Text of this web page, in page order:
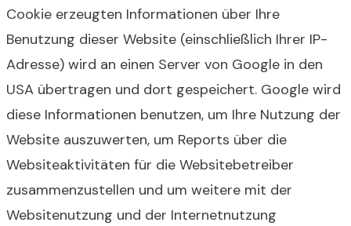
Cookie erzeugten Informationen über Ihre
Benutzung dieser Website (einschließlich Ihrer IP-
Adresse) wird an einen Server von Google in den
USA übertragen und dort gespeichert. Google wird
diese Informationen benutzen, um Ihre Nutzung der
Website auszuwerten, um Reports über die
Websiteaktivitäten für die Websitebetreiber
zusammenzustellen und um weitere mit der
Websitenutzung und der Internetnutzung